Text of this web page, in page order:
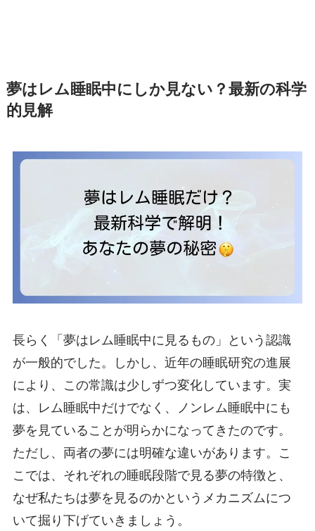
夢はレム睡眠中にしか見ない？最新の科学
的見解
長らく「夢はレム睡眠中に見るもの」という認識
が一般的でした。しかし、近年の睡眠研究の進展
により、この常識は少しずつ変化しています。実
は、レム睡眠中だけでなく、ノンレム睡眠中にも
夢を見ていることが明らかになってきたのです。
ただし、両者の夢には明確な違いがあります。こ
こでは、それぞれの睡眠段階で見る夢の特徴と、
なぜ私たちは夢を見るのかというメカニズムにつ
いて掘り下げていきましょう。